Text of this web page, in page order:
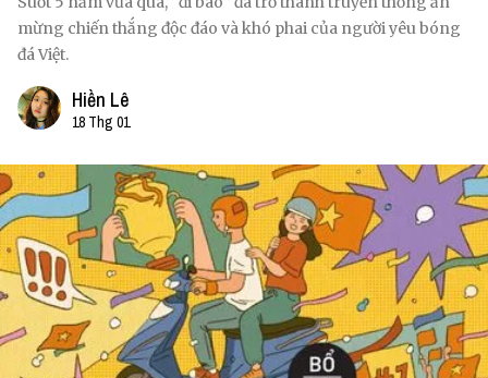
mừng chiến thắng độc đáo và khó phai của người yêu bóng
đá Việt.
Hiền Lê
18 Thg 01